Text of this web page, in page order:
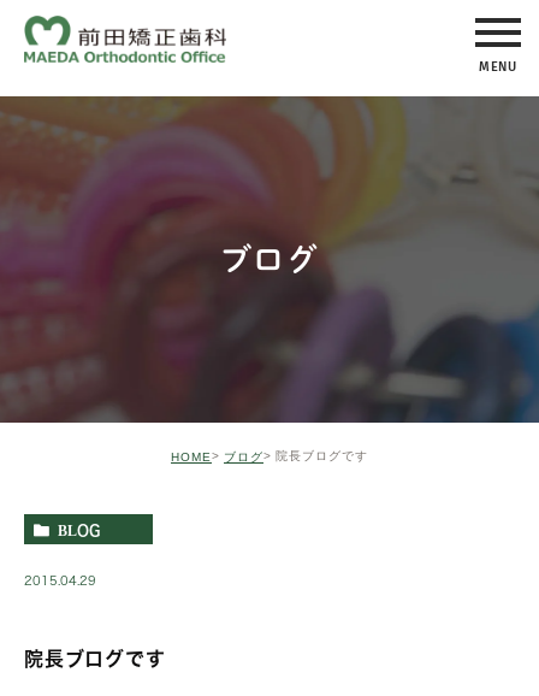
MENU
ブログ
HOME ブログ 院長ブログです
BLOG
2015.04.29
院長ブログです